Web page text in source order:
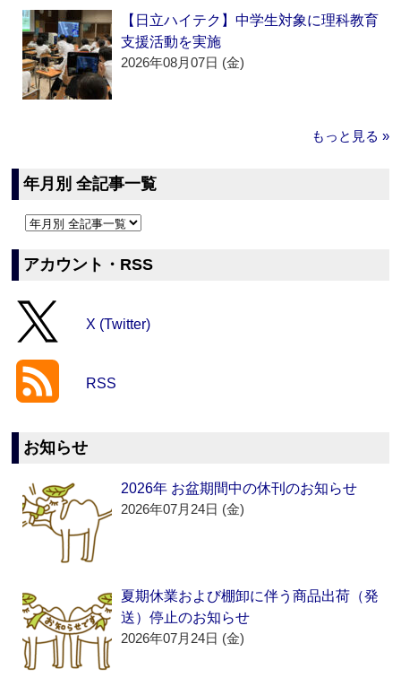
【日立ハイテク】中学生対象に理科教育
支援活動を実施
2026年08月07日 (金)
もっと見る »
年月別 全記事一覧
アカウント・RSS
X (Twitter)
RSS
お知らせ
2026年 お盆期間中の休刊のお知らせ
2026年07月24日 (金)
夏期休業および棚卸に伴う商品出荷（発
送）停止のお知らせ
2026年07月24日 (金)